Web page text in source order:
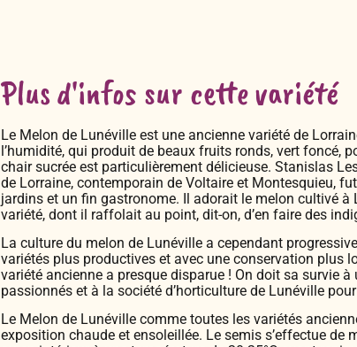
Plus d'infos sur cette variété
Le Melon de Lunéville est une ancienne variété de
l’humidité, qui produit de beaux fruits ronds, vert foncé,
chair sucrée est particulièrement délicieuse. Stanislas
de Lorraine, contemporain de Voltaire et Montesquieu,
jardins et un fin gastronome. Il adorait le melon cultivé à
variété, dont il raffolait au point, dit-on, d’en faire des
La culture du melon de Lunéville a cependant
variétés plus productives et avec une conservation plus
variété ancienne a presque disparue ! On doit sa survie
passionnés et à la société d’horticulture de Lunéville
Le Melon de Lunéville comme toutes les variétés
exposition chaude et ensoleillée. Le semis s’effectue de